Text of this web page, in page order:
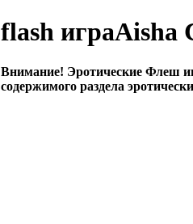
flash играAisha
Внимание! Эротические Флеш
содержимого раздела